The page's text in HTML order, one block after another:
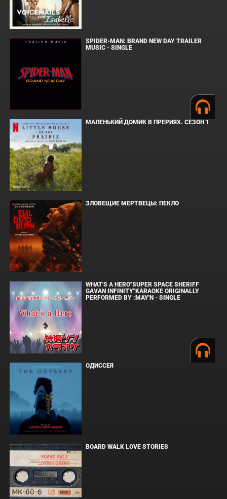
SPIDER-MAN: BRAND NEW DAY TRAILER
MUSIC - SINGLE
МАЛЕНЬКИЙ ДОМИК В ПРЕРИЯХ. СЕЗОН 1
ЗЛОВЕЩИЕ МЕРТВЕЦЫ: ПЕКЛО
WHAT'S A HERO"SUPER SPACE SHERIFF
GAVAN INFINITY"KARAOKE ORIGINALLY
PERFORMED BY :MAY'N - SINGLE
ОДИССЕЯ
BOARD WALK LOVE STORIES